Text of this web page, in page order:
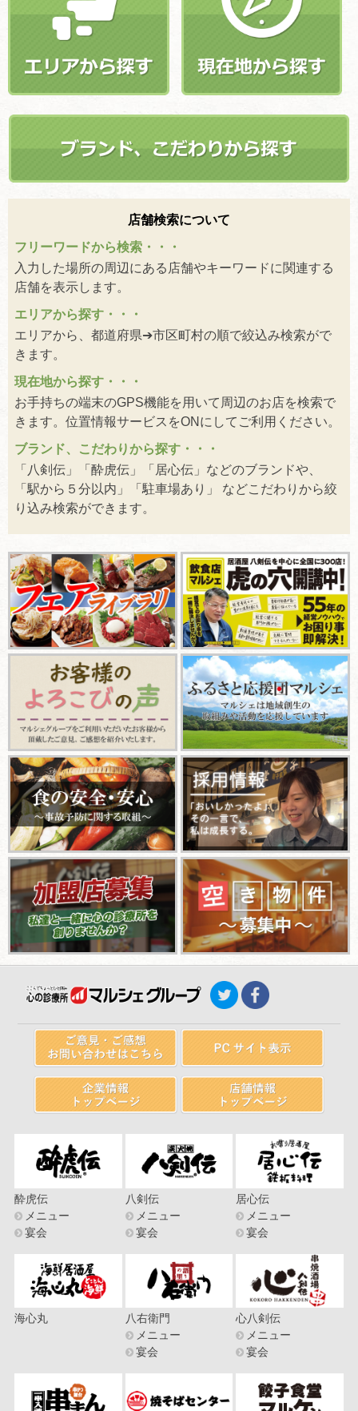
店舗検索について
フリーワードから検索・・・
入力した場所の周辺にある店舗やキーワードに関連する
店舗を表示します。
エリアから探す・・・
エリアから、都道府県➔市区町村の順で絞込み検索がで
きます。
現在地から探す・・・
お手持ちの端末のGPS機能を用いて周辺のお店を検索で
きます。位置情報サービスをONにしてご利用ください。
ブランド、こだわりから探す・・・
「八剣伝」「酔虎伝」「居心伝」などのブランドや、
「駅から５分以内」「駐車場あり」 などこだわりから絞
り込み検索ができます。
酔虎伝
メニュー
宴会
八剣伝
メニュー
宴会
居心伝
メニュー
宴会
海心丸
八右衛門
メニュー
宴会
心八剣伝
メニュー
宴会